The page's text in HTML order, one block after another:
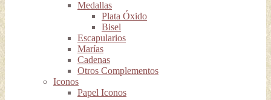
Medallas
Plata Óxido
Bisel
Escapularios
Marías
Cadenas
Otros Complementos
Iconos
Papel Iconos